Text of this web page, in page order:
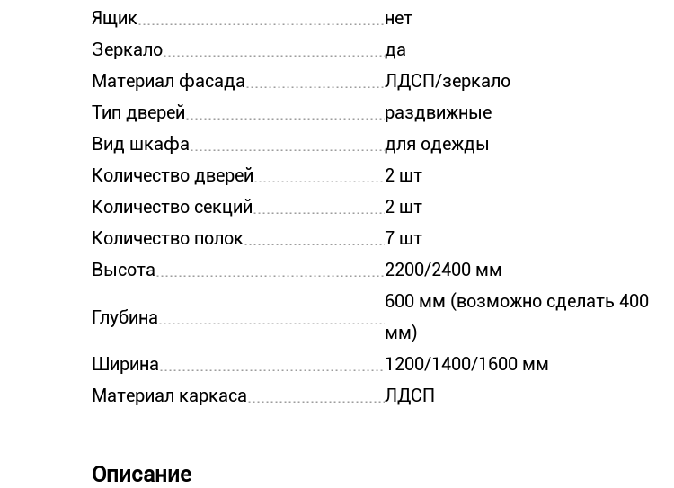
Ящик
нет
Зеркало
да
Материал фасада
ЛДСП/зеркало
Тип дверей
раздвижные
Вид шкафа
для одежды
Количество дверей
2 шт
Количество секций
2 шт
Количество полок
7 шт
Высота
2200/2400 мм
Глубина
600 мм (возможно сделать 400
мм)
Ширина
1200/1400/1600 мм
Материал каркаса
ЛДСП
Описание